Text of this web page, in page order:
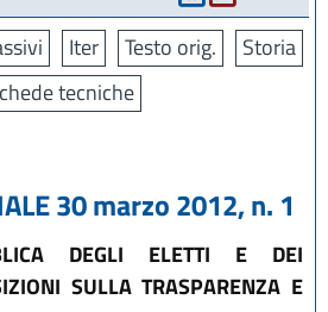
Iter Testo orig.
Storia
tecniche
30 marzo 2012, n. 1
DEGLI ELETTI E DEI
SULLA TRASPARENZA E